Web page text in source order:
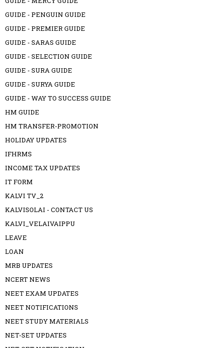
GUIDE - PENGUIN GUIDE
GUIDE - PREMIER GUIDE
GUIDE - SARAS GUIDE
GUIDE - SELECTION GUIDE
GUIDE - SURA GUIDE
GUIDE - SURYA GUIDE
GUIDE - WAY TO SUCCESS GUIDE
HM GUIDE
HM TRANSFER-PROMOTION
HOLIDAY UPDATES
IFHRMS
INCOME TAX UPDATES
IT FORM
KALVI TV_2
KALVISOLAI - CONTACT US
KALVI_VELAIVAIPPU
LEAVE
LOAN
MRB UPDATES
NCERT NEWS
NEET EXAM UPDATES
NEET NOTIFICATIONS
NEET STUDY MATERIALS
NET-SET UPDATES